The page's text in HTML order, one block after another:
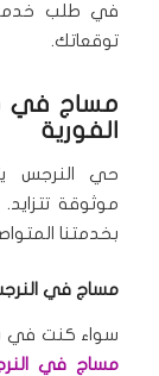
في طلب
توقعاتك.
مساج في
الفورية
حي النرجس
موثوقة
بخدمتنا
مساج في النرجس:
سواء كنت في
مساج في